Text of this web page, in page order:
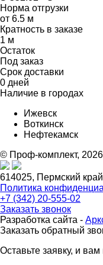
Норма отгрузки
от 6.5 м
Кратность в заказе
1 м
Остаток
Под заказ
Срок доставки
0 дней
Наличие в городах
Ижевск
Воткинск
Нефтекамск
© Проф-комплект, 2026
614025, Пермский
Политика
+7 (342) 20-555-02
Заказать звонок
Разработка сайта -
Заказать обратный
Оставьте заявку, и